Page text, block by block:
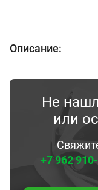
Описание:
Не
или
+7 962